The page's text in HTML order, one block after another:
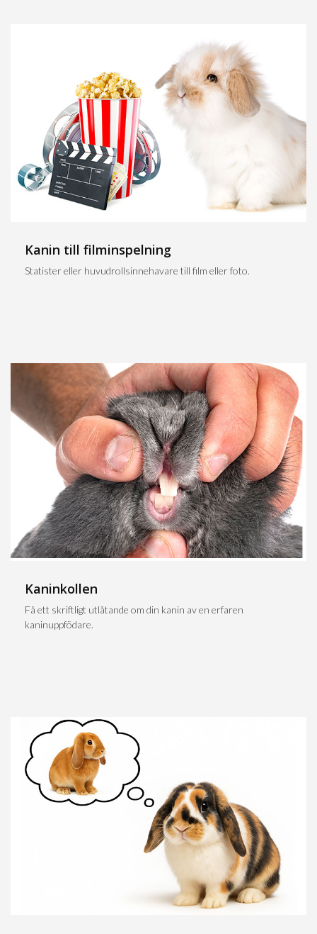
Kanin till filminspelning
Statister eller huvudrollsinnehavare till film eller foto.
Kaninkollen
Få ett skriftligt utlåtande om din kanin av en erfaren
kaninuppfödare.